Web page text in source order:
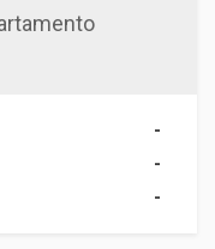
-
-
-